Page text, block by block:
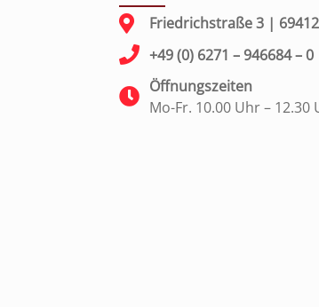
Friedrichstraße 3 |
+49 (0) 6271 – 946684 – 0
Öffnungszeiten
Mo-Fr. 10.00 Uhr –